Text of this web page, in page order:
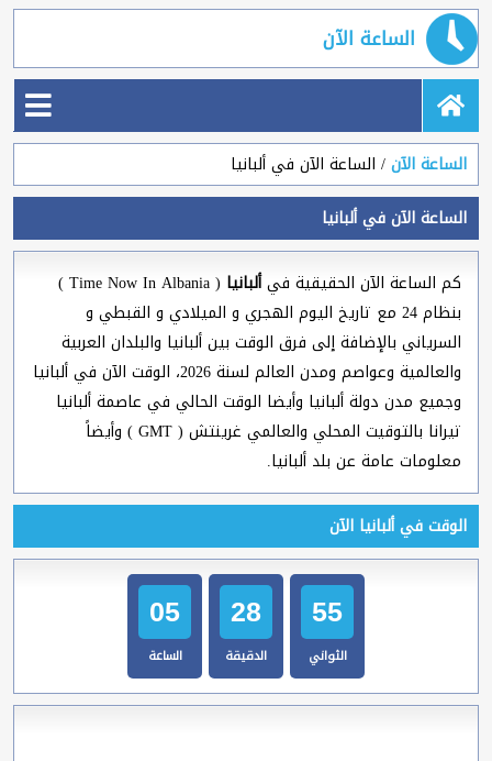
الساعة الآن
الساعة الآن الساعة الآن في ألبانيا
الساعة الآن في ألبانيا
كم الساعة الآن الحقيقية فيألبانيا
( Time Now In Albania )
بنظام 24 مع تاريخ اليوم الهجري و الميلادي و القبطي و
السرياني بالإضافة إلى فرق الوقت بين ألبانيا والبلدان العربية
والعالمية وعواصم ومدن العالم لسنة 2026، الوقت الآن في ألبانيا
وجميع مدن دولة ألبانيا وأيضا الوقت الحالي في عاصمة ألبانيا
تيرانا بالتوقيت المحلي والعالمي غرينتش ( GMT ) وأيضاً
معلومات عامة عن بلد ألبانيا.
الوقت في ألبانيا الآن
05
الساعة
28
الدقيقة
56
الثواني